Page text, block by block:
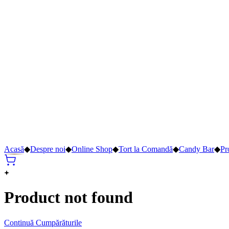
Acasă◆Despre noi◆Online Shop◆Tort la Comandă◆Candy Bar◆
Product not found
Continuă Cumpărăturile